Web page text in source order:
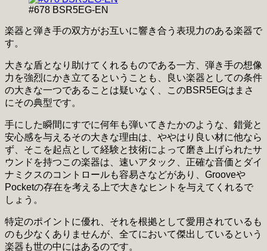
#678 BSR5EG-EN
楽器と弾き手の双方がお互いに響き合う表現力のある楽器で
す。
大きな盾となり助けてくれるものである一方、弾き手の想像
力を強烈にかき立てるということも、良い楽器としての条件
の大きな一つであることは疑いなく、このBSR5EGはまさ
にその典型です。
手にした瞬間にすでに何年も弾いてきたかのような、錯覚と
安心感を与えるその大きな理由は、ややはり良い材に他なら
ず、そこを起点として経験と技術によって磨き上げられたサ
ウンドを持つこの楽器は、速いアタック、正確な音価とダイ
ナミクスのコントロールも容易さなどがあり、Grooveや
Pocketの存在を考える上で大きなヒントを与えてくれるで
しょう。
特定のポイントに優れ、それを根拠として愛用されているも
のも少なくありませんが、全てにおいて傑出しているという
楽器も世の中にはあるのです。